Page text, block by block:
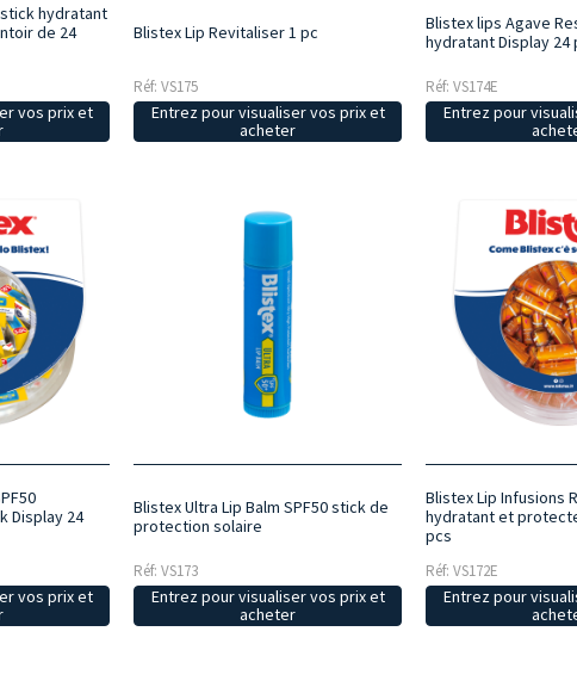
hydratant
de 24
vos prix et
Blistex Lip Revitaliser 1 pc
Réf: VS175
Entrez pour visualiser vos prix et
acheter
Blistex lips Agave
hydratant Display 24
Réf: VS174E
Entrez pour
Display 24
vos prix et
Blistex Ultra Lip Balm SPF50 stick de
protection solaire
Réf: VS173
Entrez pour visualiser vos prix et
acheter
Blistex Lip Infusions
hydratant et
pcs
Réf: VS172E
Entrez pour